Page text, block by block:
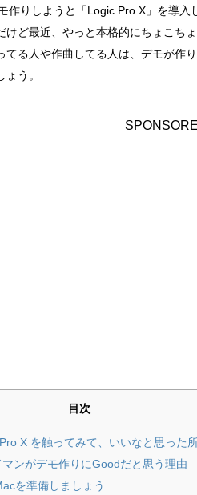
作りしようと「Logic Pro X」を導
けど最近、やっと本格的にちょこち
てる人や作曲してる人は、デモが作
う。
目次
X を触ってみて、いいなと思った
ンがデモ作りにGoodだと思う理由
を準備しましょう